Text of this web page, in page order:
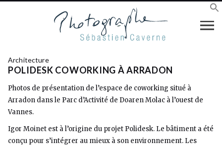
Architecture
POLIDESK COWORKING À ARRADON
Photos de présentation de l’espace de coworking situé à
Arradon dans le Parc d’Activité de Doaren Molac à l’ouest de
Vannes.
Igor Moinet est à l’origine du projet Polidesk. Le bâtiment a été
conçu pour s’intégrer au mieux à son environnement. Les